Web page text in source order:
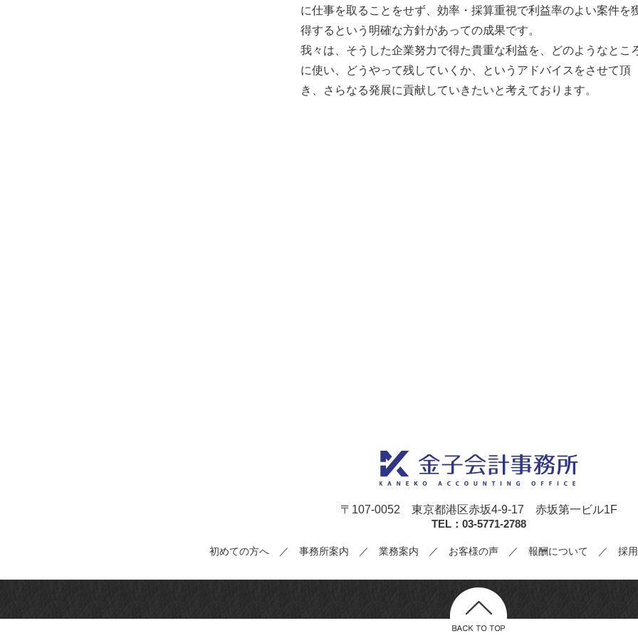
に仕事を取ることをせず、効率・採算重視で利益率のよい案件を
得するという明確な方針があっての成果です。
我々は、そうした企業努力で得た貴重な利益を、どのようなとこ
に使い、どうやって残していくか、というアドバイスをさせて頂
き、さらなる発展に貢献していきたいと考えております。
〒107-0052 東京都港区赤坂4-9-17 赤坂第一ビル1F
TEL：03-5771-2788
初めての方へ ／ 事務所案内 ／ 業務案内 ／ お客様の声 ／ 報酬について ／ 採